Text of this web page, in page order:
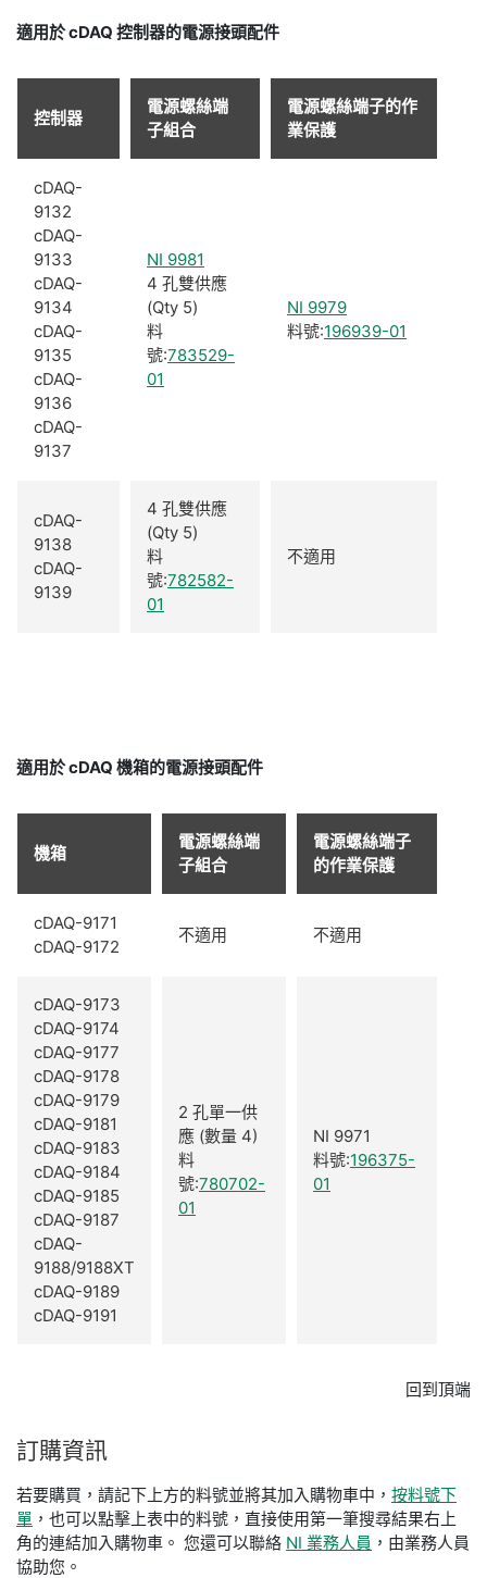
適用於 cDAQ 控制器的電源接頭配件
控制器
電源螺絲端
子組合
電源螺絲端子的作
業保護
cDAQ-
9132
cDAQ-
9133
cDAQ-
9134
cDAQ-
9135
cDAQ-
9136
cDAQ-
9137
NI 9981
4 孔雙供應
(Qty 5)
料
號:783529-
01
NI 9979
料號:196939-01
cDAQ-
9138
cDAQ-
9139
4 孔雙供應
(Qty 5)
料
號:782582-
01
不適用
適用於 cDAQ 機箱的電源接頭配件
機箱
電源螺絲端
子組合
電源螺絲端子
的作業保護
cDAQ-9171
cDAQ-9172
不適用 不適用
cDAQ-9173
cDAQ-9174
cDAQ-9177
cDAQ-9178
cDAQ-9179
cDAQ-9181
cDAQ-9183
cDAQ-9184
cDAQ-9185
cDAQ-9187
cDAQ-
9188/9188XT
cDAQ-9189
cDAQ-9191
2 孔單一供
應 (數量 4)
料
號:780702-
01
NI 9971
料號:196375-
01
回到頂端
訂購資訊
若要購買，請記下上方的料號並將其加入購物車中， 按料號下
單 ，也可以點擊上表中的料號，直接使用第一筆搜尋結果右上
角的連結加入購物車。 您還可以聯絡 NI 業務人員 ，由業務人員
協助您。